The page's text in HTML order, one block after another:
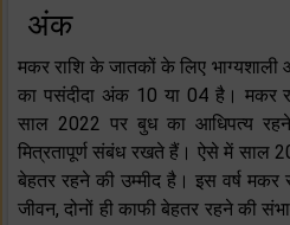
अंक
मकर राशि के जातकों के लिए भाग्यशाली
का पसंदीदा अंक 10 या 04 है। मकर
साल 2022 पर बुध का आधिपत्य
मित्रतापूर्ण संबंध रखते हैं। ऐसे में साल
बेहतर रहने की उम्मीद है। इस वर्ष मकर
जीवन, दोनों ही काफी बेहतर रहने की